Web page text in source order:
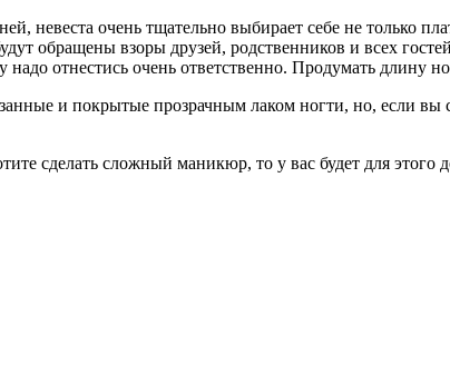
невеста очень тщательно выбирает себе не только
обращены взоры друзей, родственников и всех
отнестись очень ответственно. Продумать длину
и покрытые прозрачным лаком ногти, но, если вы
сделать сложный маникюр, то у вас будет для